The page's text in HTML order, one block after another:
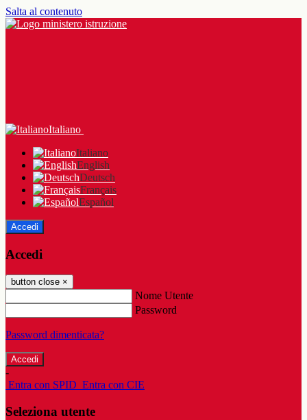
Salta al contenuto
Italiano
Italiano
English
Deutsch
Français
Español
Accedi
Accedi
button close ×
Nome Utente
Password
Password dimenticata?
-
Entra con SPID Entra con CIE
Seleziona utente